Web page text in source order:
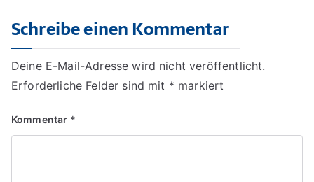
Schreibe einen Kommentar
Deine E-Mail-Adresse wird nicht veröffentlicht.
Erforderliche Felder sind mit * markiert
Kommentar *